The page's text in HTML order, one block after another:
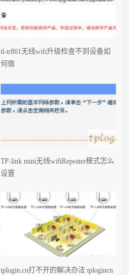
tl-tr861无线wifi升级检查不到设备如
何做
TP-link mini无线wifiRepeater模式怎么
设置
tplogin.cn打不开的解决办法 tplogincn